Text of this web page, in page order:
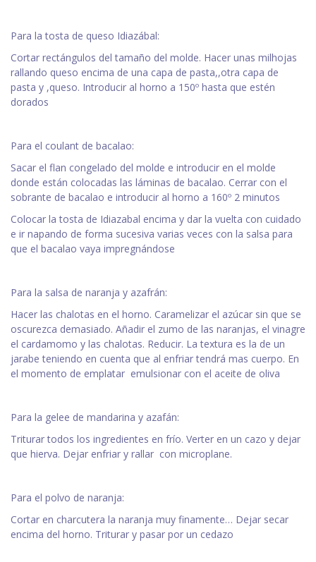
Para la tosta de queso Idiazábal:
Cortar rectángulos del tamaño del molde. Hacer unas milhojas
rallando queso encima de una capa de pasta,,otra capa de
pasta y ,queso. Introducir al horno a 150º hasta que estén
dorados
Para el coulant de bacalao:
Sacar el flan congelado del molde e introducir en el molde
donde están colocadas las láminas de bacalao. Cerrar con el
sobrante de bacalao e introducir al horno a 160º 2 minutos
Colocar la tosta de Idiazabal encima y dar la vuelta con cuidado
e ir napando de forma sucesiva varias veces con la salsa para
que el bacalao vaya impregnándose
Para la salsa de naranja y azafrán:
Hacer las chalotas en el horno. Caramelizar el azúcar sin que se
oscurezca demasiado. Añadir el zumo de las naranjas, el vinagre
el cardamomo y las chalotas. Reducir. La textura es la de un
jarabe teniendo en cuenta que al enfriar tendrá mas cuerpo. En
el momento de emplatar emulsionar con el aceite de oliva
Para la gelee de mandarina y azafán:
Triturar todos los ingredientes en frío. Verter en un cazo y dejar
que hierva. Dejar enfriar y rallar con microplane.
Para el polvo de naranja:
Cortar en charcutera la naranja muy finamente… Dejar secar
encima del horno. Triturar y pasar por un cedazo